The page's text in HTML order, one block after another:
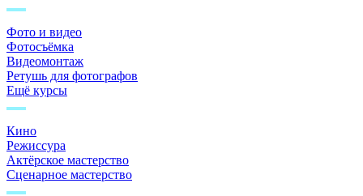
Фото и видео
Фотосъёмка
Видеомонтаж
Ретушь для фотографов
Ещё курсы
Кино
Режиссура
Актёрское мастерство
Сценарное мастерство